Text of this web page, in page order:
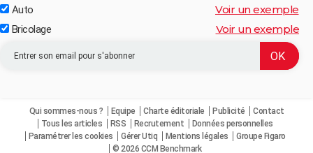
Auto Voir un exemple
Bricolage Voir un exemple
Qui sommes-nous ? Equipe Charte éditoriale Publicité
Contact
Tous les articles
RSS Recrutement
Données personnelles
Paramétrer les cookies
Gérer Utiq Mentions légales
Groupe Figaro
© 2026 CCM Benchmark